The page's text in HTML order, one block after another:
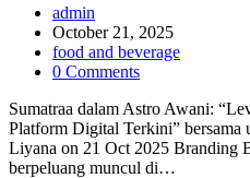
Post
author:
admin
Post
published:
October 21, 2025
Post
category:
food and beverage
Post
0 Comments
Sumatraa dalam Astro Awani:
Platform Digital Terkini” bersama
Liyana on 21 Oct 2025 Branding
berpeluang muncul di…